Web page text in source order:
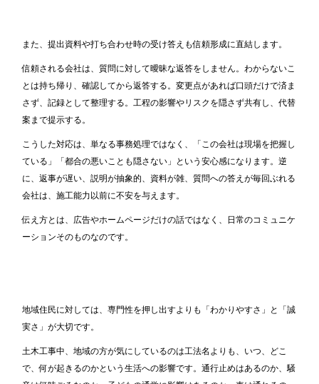
また、提出資料や打ち合わせ時の受け答えも信頼形成に直結します。
信頼される会社は、質問に対して曖昧な返答をしません。わからないこ
とは持ち帰り、確認してから返答する。変更点があれば口頭だけで済ま
さず、記録として整理する。工程の影響やリスクを隠さず共有し、代替
案まで提示する。
こうした対応は、単なる事務処理ではなく、「この会社は現場を把握し
ている」「都合の悪いことも隠さない」という安心感になります。逆
に、返事が遅い、説明が抽象的、資料が雑、質問への答えが毎回ぶれる
会社は、施工能力以前に不安を与えます。
伝え方とは、広告やホームページだけの話ではなく、日常のコミュニケ
ーションそのものなのです。
地域住民に対しては、専門性を押し出すよりも「わかりやすさ」と「誠
実さ」が大切です。
土木工事中、地域の方が気にしているのは工法名よりも、いつ、どこ
で、何が起きるのかという生活への影響です。通行止めはあるのか、騒